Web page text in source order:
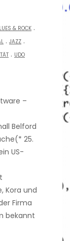
& ROCK .
. JAZZ .
. UDO
–
Belford
25.
US-
Kora und
Firma
bekannt